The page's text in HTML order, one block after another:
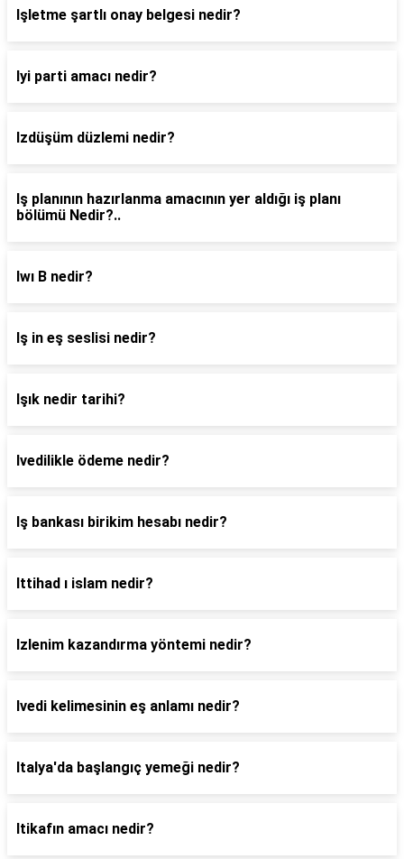
Işletme şartlı onay belgesi nedir?
Iyi parti amacı nedir?
Izdüşüm düzlemi nedir?
Iş planının hazırlanma amacının yer aldığı iş planı
bölümü Nedir?..
Iwı B nedir?
Iş in eş seslisi nedir?
Işık nedir tarihi?
Ivedilikle ödeme nedir?
Iş bankası birikim hesabı nedir?
Ittihad ı islam nedir?
Izlenim kazandırma yöntemi nedir?
Ivedi kelimesinin eş anlamı nedir?
Italya'da başlangıç yemeği nedir?
Itikafın amacı nedir?